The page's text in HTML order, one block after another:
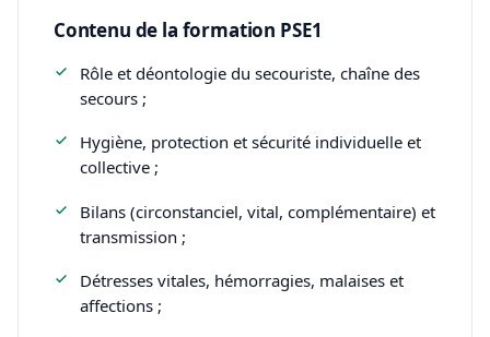
Contenu de la formation PSE1
Rôle et déontologie du secouriste, chaîne des
secours ;
Hygiène, protection et sécurité individuelle et
collective ;
Bilans (circonstanciel, vital, complémentaire) et
transmission ;
Détresses vitales, hémorragies, malaises et
affections ;